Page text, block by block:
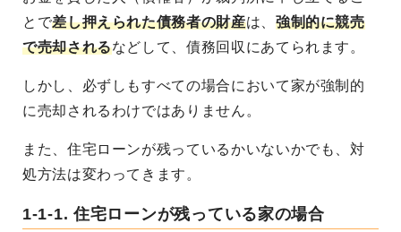
とで差し押えられた債務者の財産は、 強制的に競売
で売却されるなどして、債務回収にあてられます。
しかし、必ずしもすべての場合において家が強制的
に売却されるわけではありません。
また、住宅ローンが残っているかいないかでも、対
処方法は変わってきます。
1-1-1. 住宅ローンが残っている家の場合